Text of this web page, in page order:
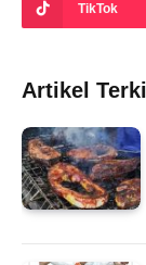
TikTok
Artikel